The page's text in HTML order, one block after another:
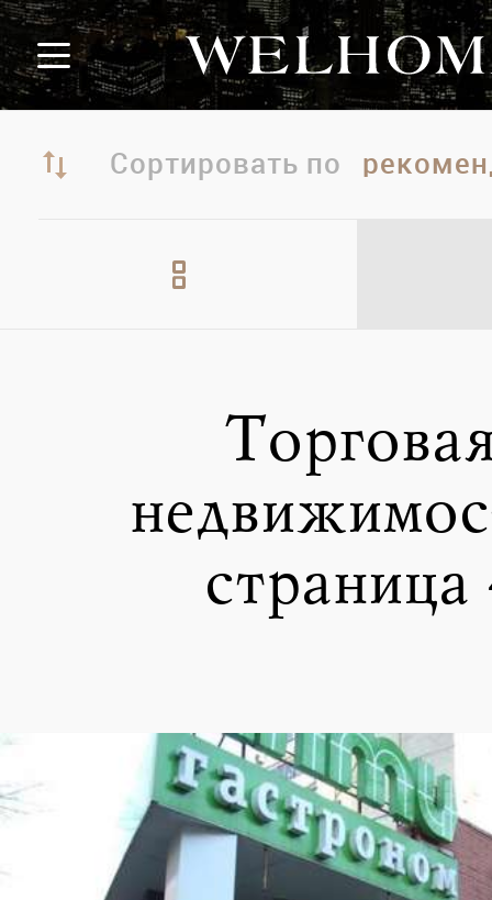
Сортировать по
страница